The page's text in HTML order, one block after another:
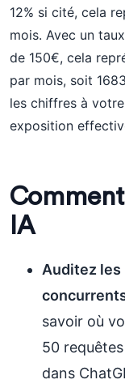
12% si cité, cela
mois. Avec un
de 150€, cela
par mois, soit
les chiffres à
exposition
IA
Auditez
savoir où
50
dans